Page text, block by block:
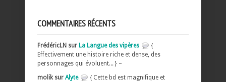
COMMENTAIRES RÉCENTS
FrédéricLN sur La Langue des vipères
{
Effectivement une histoire riche et dense, des
personnages qui évoluent... } –
molik sur Alyte
{ Cette bd est magnifique et